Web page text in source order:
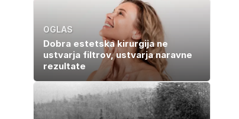
OGLAS
Dobra estetska kirurgija ne
ustvarja filtrov, ustvarja naravne
rezultate